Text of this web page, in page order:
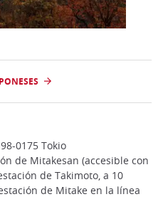
0175 Tokio
de Mitakesan (accesible con
de Takimoto, a 10
de Mitake en la línea